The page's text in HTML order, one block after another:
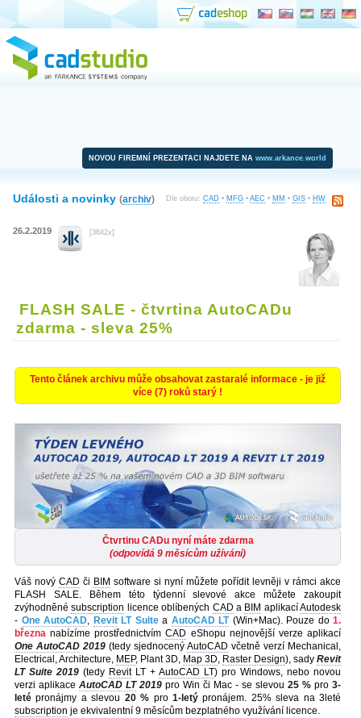
NOVOU FIREMNÍ PREZENTACI NAJDETE NA www.arkance.world
Dle oboru: CAD • MFG • AEC • MM • GIS • HW
Události a novinky (archiv)
26.2.2019 [3642x]
FLASH SALE - čtvrtina AutoCADu
zdarma - sleva 25%
Tento článek archivu může obsahovat zastaralé informace - je již
více (7) roků starý !
Čtvrtinu CADu nyní máte zdarma
(odpovídá 9 měsícům užívání)
Váš nový CAD či BIM software si nyní můžete pořídit levněji v rámci akce
FLASH SALE. Během této týdenní slevové akce můžete zakoupit
zvýhodněnésubscription licence oblíbených CAD a BIM aplikacíAutodesk
- One AutoCAD, RevitLT Suitea AutoCAD LT(Win+Mac). Pouze do 1.
března nabízíme prostřednictvímCAD eShopu nejnovější verze aplikací
One AutoCAD 2019 (tedy sjednocený AutoCAD včetně verzí Mechanical,
Electrical, Architecture, MEP, Plant 3D, Map 3D, Raster Design), sady Revit
LT Suite 2019 (tedy RevitLT + AutoCAD LT) pro Windows, nebo novou
verzi aplikace AutoCAD LT2019 pro Win či Mac - se slevou 25 % pro 3-
leté pronájmy a slevou 20 % pro 1-letýpronájem. 25% sleva na 3leté
subscription je ekvivalentní 9 měsícům bezplatného využívání licence.